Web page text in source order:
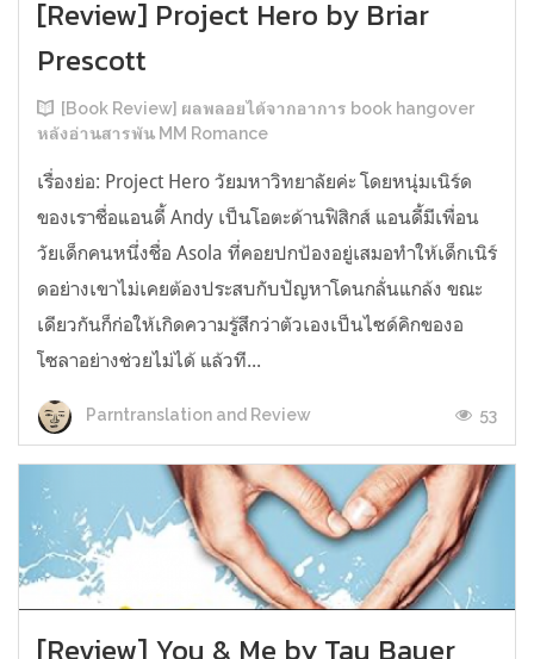
[Review] Project Hero by Briar
Prescott
[Book Review] ผลพลอยได้จากอาการ book hangover
หลังอ่านสารพัน MM Romance
เรื่องย่อ: Project Hero วัยมหาวิทยาลัยค่ะ โดยหนุ่มเนิร์ด
ของเราชื่อแอนดี้ Andy เป็นโอตะด้านฟิสิกส์ แอนดี้มีเพื่อน
วัยเด็กคนหนึ่งชื่อ Asola ที่คอยปกป้องอยู่เสมอทำให้เด็กเนิร์
ดอย่างเขาไม่เคยต้องประสบกับปัญหาโดนกลั่นแกล้ง ขณะ
เดียวกันก็ก่อให้เกิดความรู้สึกว่าตัวเองเป็นไซด์คิกของอ
โซลาอย่างช่วยไม่ได้ แล้วที...
Parntranslation and Review 53
[Review] You & Me by Tau Bauer